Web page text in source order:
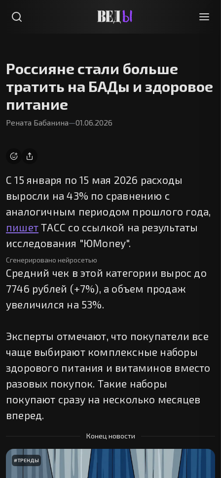
Россияне стали больше
тратить на БАДы и здоровое
питание
Рената Бабанина—01.06.2026
С 15 января по 15 мая 2026 расходы
выросли на 43% по сравнению с
аналогичным периодом прошлого года,
пишет ТАСС со ссылкой на результаты
исследования "ЮMoney".
Сгенерировано нейросетью
Средний чек в этой категории вырос до
7746 рублей (+7%), а объем продаж
увеличился на 53%.
Эксперты отмечают, что покупатели все
чаще выбирают комплексные наборы
здорового питания и витаминов вместо
разовых покупок. Такие наборы
покупают сразу на несколько месяцев
вперед.
Конец новости
#ТРЕНДЫ